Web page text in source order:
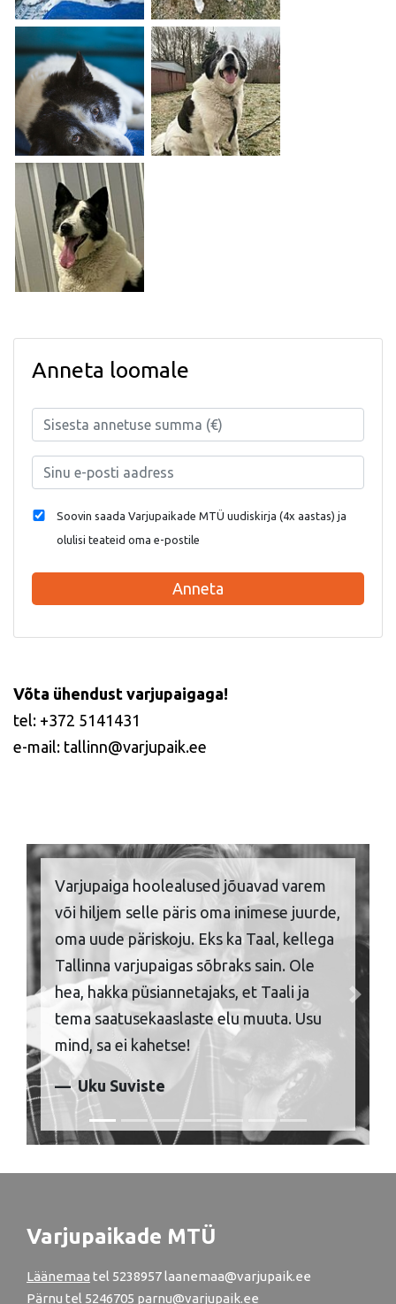
Anneta loomale
Soovin saada Varjupaikade MTÜ uudiskirja (4x aastas) ja
olulisi teateid oma e-postile
Anneta
Võta ühendust varjupaigaga!
tel: +372 5141431
e-mail: tallinn@varjupaik.ee
Varjupaiga hoolealused jõuavad varem
või hiljem selle päris oma inimese juurde,
oma uude päriskoju. Eks ka Taal, kellega
Tallinna varjupaigas sõbraks sain. Ole
hea, hakka püsiannetajaks, et Taali ja
tema saatusekaaslaste elu muuta. Usu
mind, sa ei kahetse!
Uku Suviste
Previous Next
Varjupaikade MTÜ
Läänemaa tel 5238957 laanemaa@varjupaik.ee
Pärnu tel 5246705 parnu@varjupaik.ee